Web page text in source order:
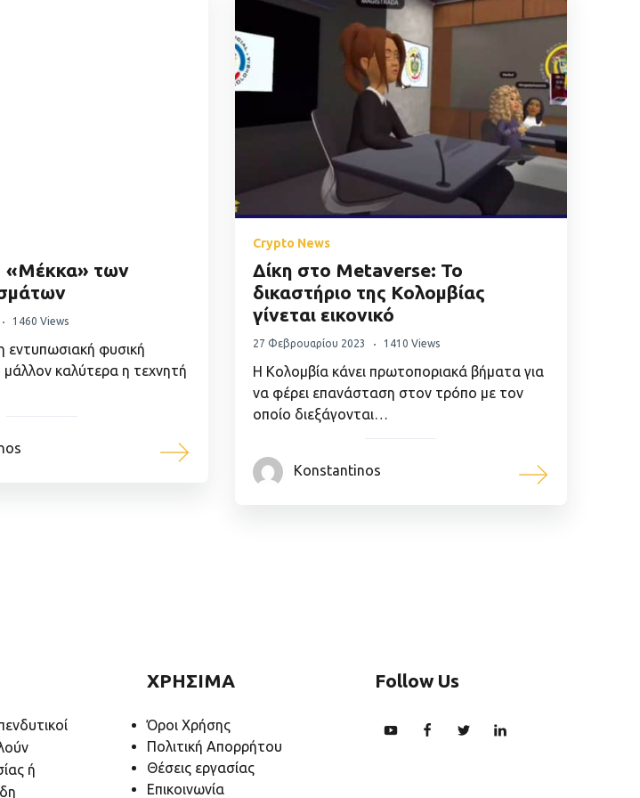
«Μέκκα» των
1460 Views
εντυπωσιακή φυσική
καλύτερα η τεχνητή
Crypto News
Δίκη στο Metaverse: Το
δικαστήριο της Κολομβίας
γίνεται εικονικό
27 Φεβρουαρίου 2023 1410 Views
Η Κολομβία κάνει πρωτοποριακά βήματα για
να φέρει επανάσταση στον τρόπο με τον
οποίο διεξάγονται…
Konstantinos
ή
ΧΡΗΣΙΜΑ
Όροι Χρήσης
Πολιτική Απορρήτου
Θέσεις εργασίας
Επικοινωνία
Follow Us